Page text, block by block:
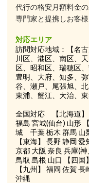
代行の格安月額料金
専門家と提携しお客
対応エリア
訪問対応地域：【名
川区、港区、南区、
区、昭和区、瑞穂区
豊明、大府、知多、
谷、瀬戸、尾張旭、
東浦、蟹江、大治、
全国対応 【北海道
福島 宮城(仙台) 山形
城 千葉 栃木 群馬 山
【東海】 長野 静岡
京都 大阪 奈良 兵庫(
鳥取 島根 山口 【四国
【九州】 福岡 佐賀
沖縄